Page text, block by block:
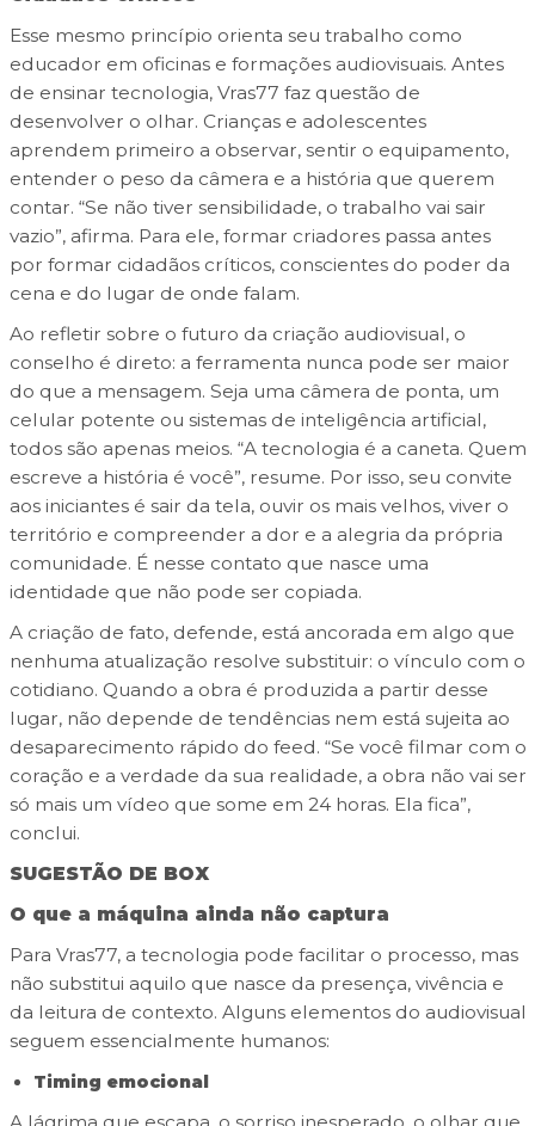
Esse mesmo princípio orienta seu trabalho como
educador em oficinas e formações audiovisuais. Antes
de ensinar tecnologia, Vras77 faz questão de
desenvolver o olhar. Crianças e adolescentes
aprendem primeiro a observar, sentir o equipamento,
entender o peso da câmera e a história que querem
contar. “Se não tiver sensibilidade, o trabalho vai sair
vazio”, afirma. Para ele, formar criadores passa antes
por formar cidadãos críticos, conscientes do poder da
cena e do lugar de onde falam.
Ao refletir sobre o futuro da criação audiovisual, o
conselho é direto: a ferramenta nunca pode ser maior
do que a mensagem. Seja uma câmera de ponta, um
celular potente ou sistemas de inteligência artificial,
todos são apenas meios. “A tecnologia é a caneta. Quem
escreve a história é você”, resume. Por isso, seu convite
aos iniciantes é sair da tela, ouvir os mais velhos, viver o
território e compreender a dor e a alegria da própria
comunidade. É nesse contato que nasce uma
identidade que não pode ser copiada.
A criação de fato, defende, está ancorada em algo que
nenhuma atualização resolve substituir: o vínculo com o
cotidiano. Quando a obra é produzida a partir desse
lugar, não depende de tendências nem está sujeita ao
desaparecimento rápido do feed. “Se você filmar com o
coração e a verdade da sua realidade, a obra não vai ser
só mais um vídeo que some em 24 horas. Ela fica”,
conclui.
SUGESTÃO DE BOX
O que a máquina ainda não captura
Para Vras77, a tecnologia pode facilitar o processo, mas
não substitui aquilo que nasce da presença, vivência e
da leitura de contexto. Alguns elementos do audiovisual
seguem essencialmente humanos:
Timing emocional